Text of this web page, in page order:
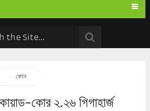
ফোন
কোর ২.২৬ গিগাহার্জ